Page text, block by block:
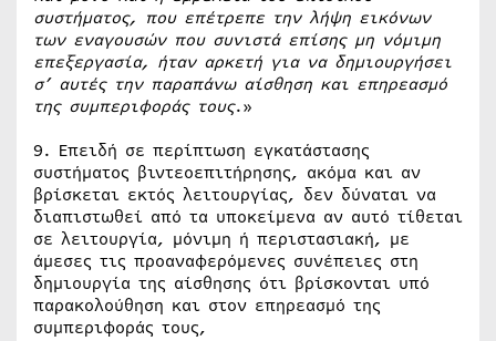
συστήματος, που επέτρεπε την λήψη εικόνων
των εναγουσών που συνιστά επίσης μη νόμιμη
επεξεργασία, ήταν αρκετή για να δημιουργήσει
σ’ αυτές την παραπάνω αίσθηση και επηρεασμό
της συμπεριφοράς τους.»
9. Επειδή σε περίπτωση εγκατάστασης
συστήματος βιντεοεπιτήρησης, ακόμα και αν
βρίσκεται εκτός λειτουργίας, δεν δύναται να
διαπιστωθεί από τα υποκείμενα αν αυτό τίθεται
σε λειτουργία, μόνιμη ή περιστασιακή, με
άμεσες τις προαναφερόμενες συνέπειες στη
δημιουργία της αίσθησης ότι βρίσκονται υπό
παρακολούθηση και στον επηρεασμό της
συμπεριφοράς τους,